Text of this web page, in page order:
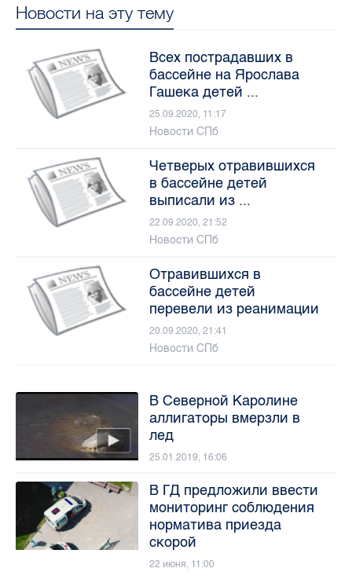
Новости на эту тему
Всех пострадавших в
бассейне на Ярослава
Гашека детей ...
25.09.2020, 11:17
Новости СПб
Четверых отравившихся
в бассейне детей
выписали из ...
22.09.2020, 21:52
Новости СПб
Отравившихся в
бассейне детей
перевели из реанимации
20.09.2020, 21:41
Новости СПб
В Северной Каролине
аллигаторы вмерзли в
лед
25.01.2019, 16:06
В ГД предложили ввести
мониторинг соблюдения
норматива приезда
скорой
22 июня, 11:00